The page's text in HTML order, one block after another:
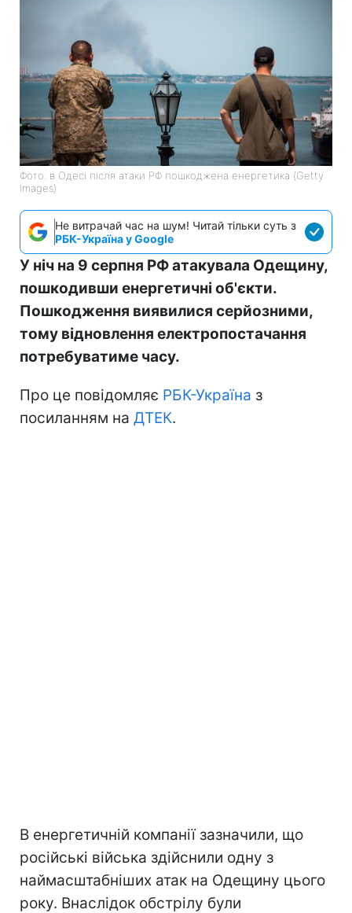
Фото: в Одесі після атаки РФ пошкоджена енергетика (Getty
Images)
Не витрачай час на шум! Читай тільки суть з
РБК-Україна у Google
У ніч на 9 серпня РФ атакувала Одещину,
пошкодивши енергетичні об'єкти.
Пошкодження виявилися серйозними,
тому відновлення електропостачання
потребуватиме часу.
Про це повідомляє РБК-Україна з
посиланням на ДТЕК.
В енергетичній компанії зазначили, що
російські війська здійснили одну з
наймасштабніших атак на Одещину цього
року. Внаслідок обстрілу були